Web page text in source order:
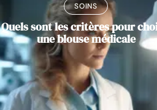
SOINS
Quels sont les critères pour
une blouse médicale